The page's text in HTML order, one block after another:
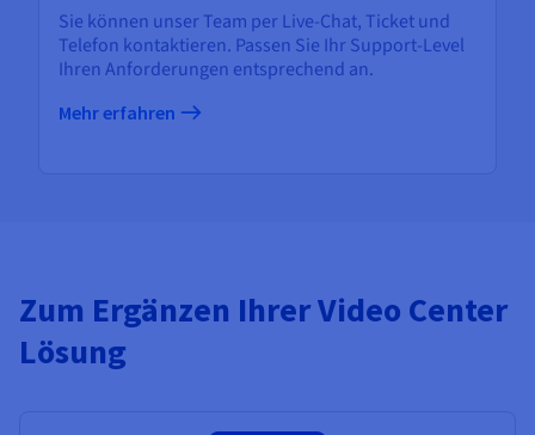
Sie können unser Team per Live-Chat, Ticket und
Telefon kontaktieren. Passen Sie Ihr Support-Level
Ihren Anforderungen entsprechend an.
Mehr erfahren
Zum Ergänzen Ihrer Video Center
Lösung